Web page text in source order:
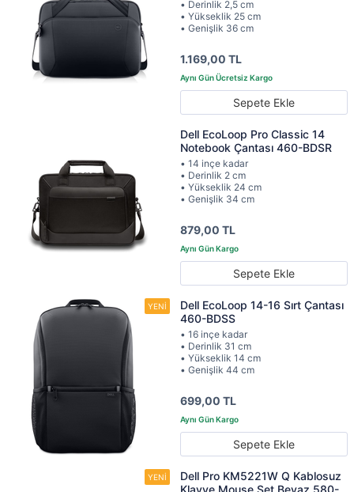
• Derinlik 2,5 cm
• Yükseklik 25 cm
• Genişlik 36 cm
1.169,00 TL
Sepete Ekle
Dell EcoLoop Pro Classic 14
Notebook Çantası 460-BDSR
• 14 inçe kadar
• Derinlik 2 cm
• Yükseklik 24 cm
• Genişlik 34 cm
879,00 TL
Sepete Ekle
Dell EcoLoop 14-16 Sırt Çantası
460-BDSS
• 16 inçe kadar
• Derinlik 31 cm
• Yükseklik 14 cm
• Genişlik 44 cm
699,00 TL
Sepete Ekle
Dell Pro KM5221W Q Kablosuz
Klavye Mouse Set Beyaz 580-